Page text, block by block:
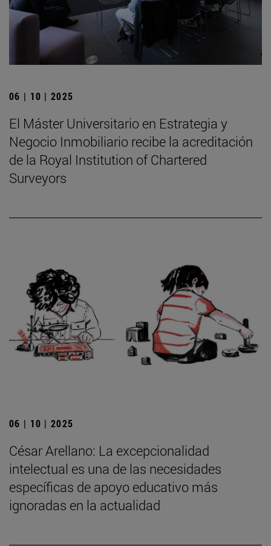
06 | 10 | 2025
El Máster Universitario en Estrategia y
Negocio Inmobiliario recibe la acreditación
de la Royal Institution of Chartered
Surveyors
06 | 10 | 2025
César Arellano: La excepcionalidad
intelectual es una de las necesidades
específicas de apoyo educativo más
ignoradas en la actualidad